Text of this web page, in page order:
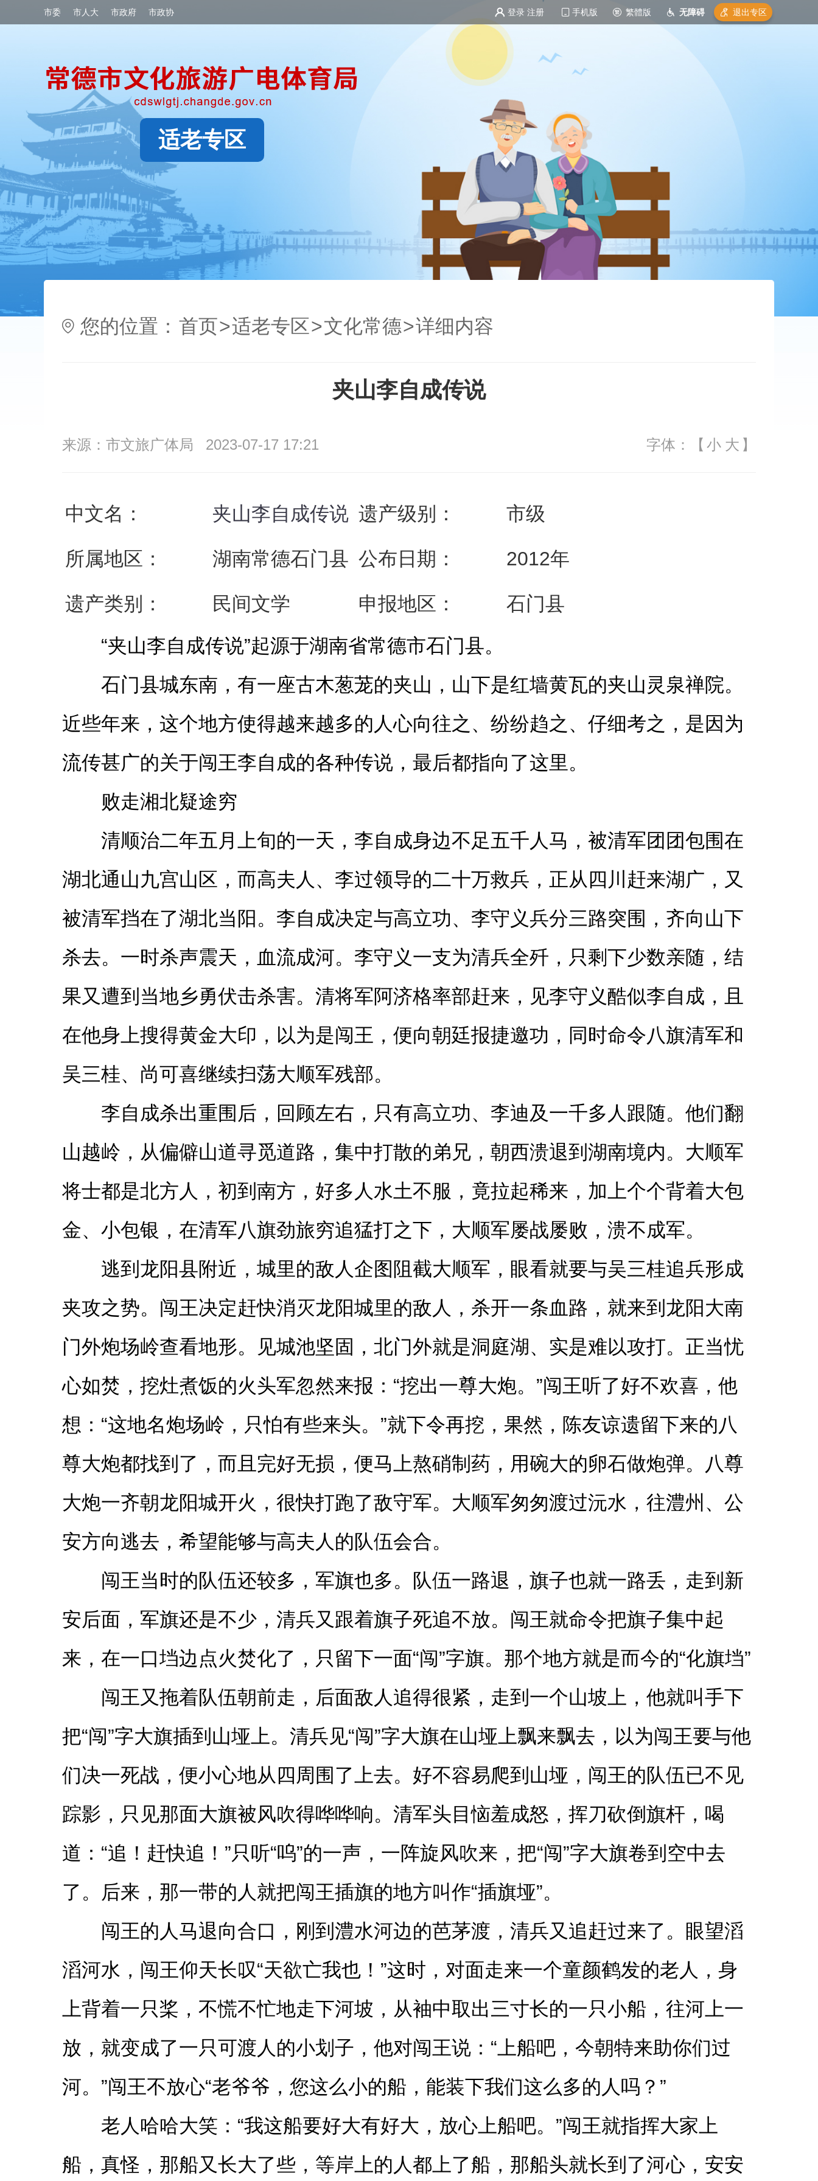
市委 市人大 市政府 市政协 登录 注册 手机版 繁體版 无障碍 退出专区
适老专区
您的位置： 首页>适老专区>文化常德>详细内容
夹山李自成传说
来源：市文旅广体局 2023-07-17 17:21 字体：【 小 大 】
中文名： 夹山李自成传说 遗产级别： 市级
所属地区： 湖南常德石门县 公布 日期： 2012年
遗产类别： 民间文学 申报地区 ：
石门县
“夹山李自成传说”起源于湖南省常德市石门县。
石门县城东南，有一座古木葱茏的夹山，山下是红墙黄瓦的夹山灵泉禅院。
近些年来，这个地方使得越来越多的人心向往之、纷纷趋之、仔细考之，是因为
流传甚广的关于闯王李自成的各种传说，最后都指向了这里。
败走湘北疑途穷
清顺治二年五月上旬的一天，李自成身边不足五千人马，被清军团团包围在
湖北通山九宫山区，而高夫人、李过领导的二十万救兵，正从四川赶来湖广，又
被清军挡在了湖北当阳。李自成决定与高立功、李守义兵分三路突围，齐向山下
杀去。一时杀声震天，血流成河。李守义一支为清兵全歼，只剩下少数亲随，结
果又遭到当地乡勇伏击杀害。清将军阿济格率部赶来，见李守义酷似李自成，且
在他身上搜得黄金大印，以为是闯王，便向朝廷报捷邀功，同时命令八旗清军和
吴三桂、尚可喜继续扫荡大顺军残部。
李自成杀出重围后，回顾左右，只有高立功、李迪及一千多人跟随。他们翻
山越岭，从偏僻山道寻觅道路，集中打散的弟兄，朝西溃退到湖南境内。大顺军
将士都是北方人，初到南方，好多人水土不服，竟拉起稀来，加上个个背着大包
金、小包银，在清军八旗劲旅穷追猛打之下，大顺军屡战屡败，溃不成军。
逃到龙阳县附近，城里的敌人企图阻截大顺军，眼看就要与吴三桂追兵形成
夹攻之势。闯王决定赶快消灭龙阳城里的敌人，杀开一条血路，就来到龙阳大南
门外炮场岭查看地形。见城池坚固，北门外就是洞庭湖、实是难以攻打。正当忧
心如焚，挖灶煮饭的火头军忽然来报：“挖出一尊大炮。”闯王听了好不欢喜，他
想：“这地名炮场岭，只怕有些来头。”就下令再挖，果然，陈友谅遗留下来的八
尊大炮都找到了，而且完好无损，便马上熬硝制药，用碗大的卵石做炮弹。八尊
大炮一齐朝龙阳城开火，很快打跑了敌守军。大顺军匆匆渡过沅水，往澧州、公
安方向逃去，希望能够与高夫人的队伍会合。
闯王当时的队伍还较多，军旗也多。队伍一路退，旗子也就一路丢，走到新
安后面，军旗还是不少，清兵又跟着旗子死追不放。闯王就命令把旗子集中起
来，在一口垱边点火焚化了，只留下一面“闯”字旗。那个地方就是而今的“化旗垱”
闯王又拖着队伍朝前走，后面敌人追得很紧，走到一个山坡上，他就叫手下
把“闯”字大旗插到山垭上。清兵见“闯”字大旗在山垭上飘来飘去，以为闯王要与他
们决一死战，便小心地从四周围了上去。好不容易爬到山垭，闯王的队伍已不见
踪影，只见那面大旗被风吹得哗哗响。清军头目恼羞成怒，挥刀砍倒旗杆，喝
道：“追！赶快追！”只听“呜”的一声，一阵旋风吹来，把“闯”字大旗卷到空中去
了。后来，那一带的人就把闯王插旗的地方叫作“插旗垭”。
闯王的人马退向合口，刚到澧水河边的芭茅渡，清兵又追赶过来了。眼望滔
滔河水，闯王仰天长叹“天欲亡我也！”这时，对面走来一个童颜鹤发的老人，身
上背着一只桨，不慌不忙地走下河坡，从袖中取出三寸长的一只小船，往河上一
放，就变成了一只可渡人的小划子，他对闯王说：“上船吧，今朝特来助你们过
河。”闯王不放心“老爷爷，您这么小的船，能装下我们这么多的人吗？”
老人哈哈大笑：“我这船要好大有好大，放心上船吧。”闯王就指挥大家上
船，真怪，那船又长大了些，等岸上的人都上了船，那船头就长到了河心，安安